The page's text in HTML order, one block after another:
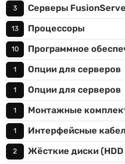
3 Серверы
13 Процессоры
10 Программное
1 Опции для серверов
1 Опции для серверов
1 Монтажные
1 Интерфейсные
2 Жёсткие диски